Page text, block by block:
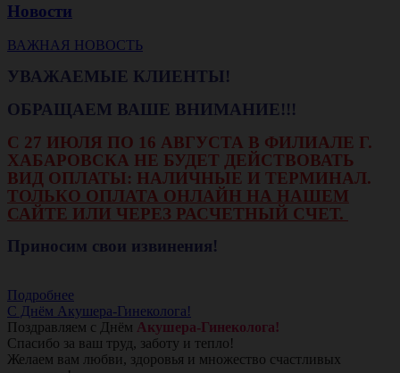
Новости
ВАЖНАЯ НОВОСТЬ
УВАЖАЕМЫЕ КЛИЕНТЫ!
ОБРАЩАЕМ ВАШЕ ВНИМАНИЕ!!!
С 27 ИЮЛЯ ПО 16 АВГУСТА В ФИЛИАЛЕ Г.
ХАБАРОВСКА НЕ БУДЕТ ДЕЙСТВОВАТЬ
ВИД ОПЛАТЫ: НАЛИЧНЫЕ И ТЕРМИНАЛ.
ТОЛЬКО ОПЛАТА ОНЛАЙН НА НАШЕМ
САЙТЕ ИЛИ ЧЕРЕЗ РАСЧЕТНЫЙ СЧЕТ.
Приносим свои извинения!
Подробнее
С Днём Акушера-Гинеколога!
Поздравляем с Днём Акушера-Гинеколога!
Спасибо за ваш труд, заботу и тепло!
Желаем вам любви, здоровья и множество счастливых